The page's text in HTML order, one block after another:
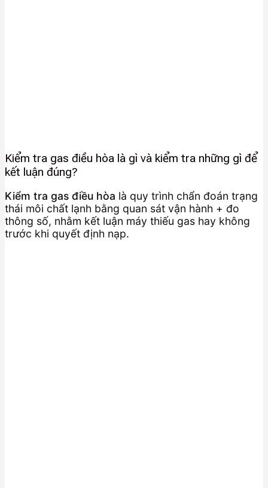
Kiểm tra gas điều hòa là gì và kiểm tra những gì để
kết luận đúng?
Kiểm tra gas điều hòa là quy trình chẩn đoán trạng
thái môi chất lạnh bằng quan sát vận hành + đo
thông số, nhằm kết luận máy thiếu gas hay không
trước khi quyết định nạp.